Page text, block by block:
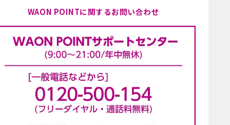
WAON POINTに関するお問い合わせ